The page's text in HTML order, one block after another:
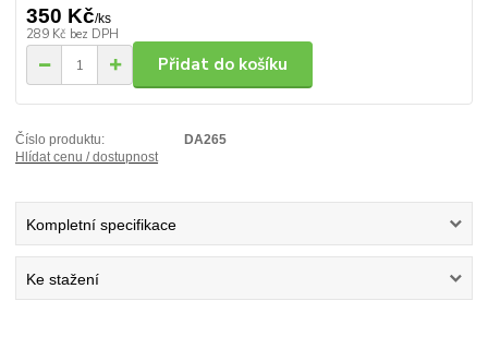
350 Kč/ks
289 Kč bez DPH
Přidat do košíku
Číslo produktu:
DA265
Hlídat cenu / dostupnost
Kompletní specifikace
Ke stažení